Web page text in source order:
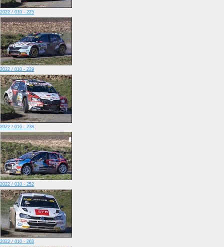
2022 / 010 - 225
2022 / 010 - 229
2022 / 010 - 238
2022 / 010 - 252
2022 / 010 - 263